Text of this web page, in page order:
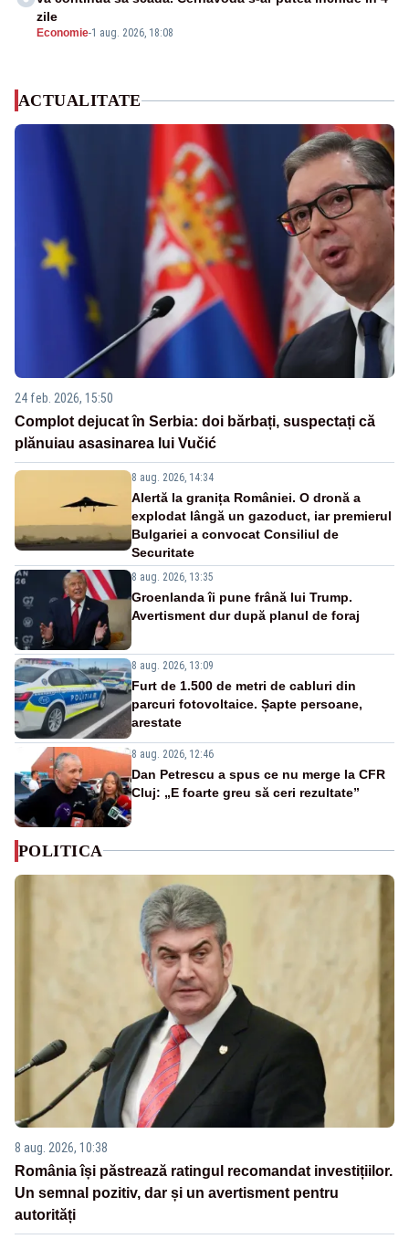
Economie-1 aug. 2026, 18:08
zile
ACTUALITATE
24 feb. 2026, 15:50
Complot dejucat în Serbia: doi bărbați, suspectați că
plănuiau asasinarea lui Vučić
8 aug. 2026, 14:34
Alertă la granița României. O dronă a
explodat lângă un gazoduct, iar premierul
Bulgariei a convocat Consiliul de
Securitate
8 aug. 2026, 13:35
Groenlanda îi pune frână lui Trump.
Avertisment dur după planul de foraj
8 aug. 2026, 13:09
Furt de 1.500 de metri de cabluri din
parcuri fotovoltaice. Șapte persoane,
arestate
8 aug. 2026, 12:46
Dan Petrescu a spus ce nu merge la CFR
Cluj: „E foarte greu să ceri rezultate”
POLITICA
8 aug. 2026, 10:38
România își păstrează ratingul recomandat investițiilor.
Un semnal pozitiv, dar și un avertisment pentru
autorități